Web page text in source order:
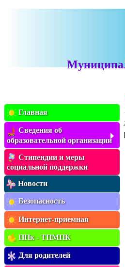
Главная
Сведения об
образовательной организации
Стипендии и меры
социальной поддержки
Новости
Безопасность
Интернет-приемная
ППк - ТПМПК
Для родителей